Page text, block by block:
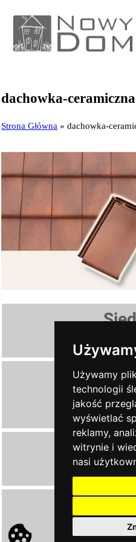
Używamy
technologii
jakość
wyświetlać
reklamy,
witrynie i
nasi
dachowka-
Strona Główna » dachowka-
AL. JANA PAWŁA II
PRZEMYŚL
,
JAROSŁAW ,
13 43